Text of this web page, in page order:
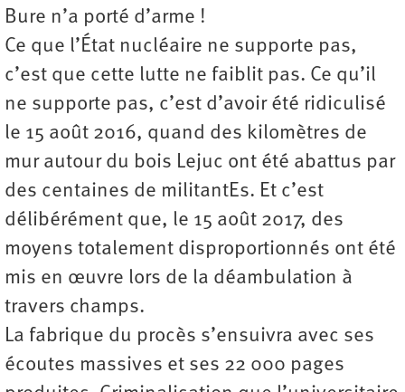
Bure n’a porté d’arme !
Ce que l’État nucléaire ne supporte pas,
c’est que cette lutte ne faiblit pas. Ce qu’il
ne supporte pas, c’est d’avoir été ridiculisé
le 15 août 2016, quand des kilomètres de
mur autour du bois Lejuc ont été abattus par
des centaines de militantEs. Et c’est
délibérément que, le 15 août 2017, des
moyens totalement disproportionnés ont été
mis en œuvre lors de la déambulation à
travers champs.
La fabrique du procès s’ensuivra avec ses
écoutes massives et ses 22 000 pages